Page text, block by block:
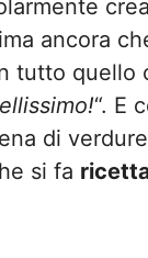
ancora
quello
“. E
di
si fa